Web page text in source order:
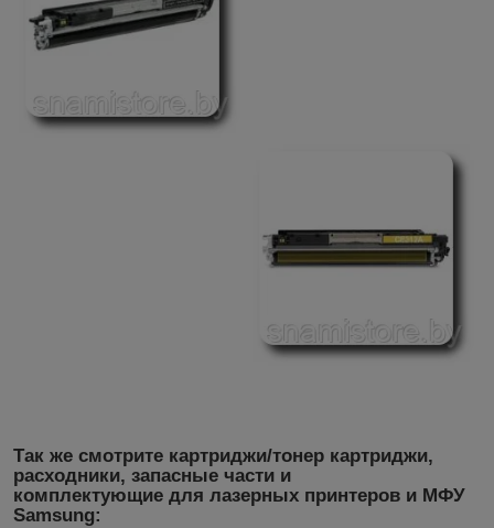
Так же смотрите картриджи/тонер картриджи,
расходники, запасные части и
комплектующие для лазерных принтеров и МФУ
Samsung: